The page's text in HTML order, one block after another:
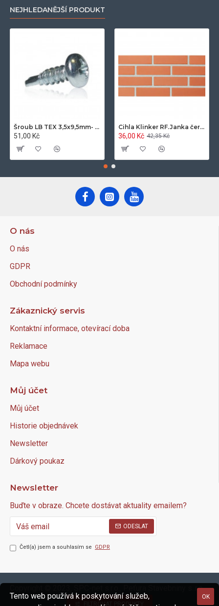
NEJHLEDANĚJŠÍ PRODUKT
Šroub LB TEX 3,5x9,5mm- 100ks/bal.-zinek
51,00 Kč
Cihla Klinker RF.Janka červená světlá 25x12x6,5cm- 420ks/pal.
36,00 Kč 42,35 Kč
O nás
O nás
GDPR
Obchodní podmínky
Zákaznický servis
Kontaktní informace, otevírací doba
Reklamace
Mapa webu
Můj účet
Můj účet
Historie objednávek
Newsletter
Dárkový poukaz
Newsletter
Buďte v obraze. Chcete dostávat aktuality emailem?
ODESLAT
Četl(a) jsem a souhlasím se GDPR
Copyright © 2023, SPC-net s.r.o., Peťura Stavebniny s..r.o.
OK
Tento web používá k poskytování služeb,
FILTROVAT PRODUKTY